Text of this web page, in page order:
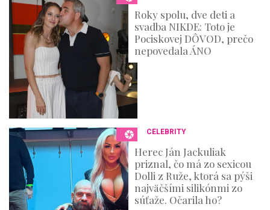
Roky spolu, dve deti a
svadba NIKDE: Toto je
Pociskovej DÔVOD, prečo
nepovedala ÁNO
CELEBRITY
Herec Ján Jackuliak
priznal, čo má zo sexicou
Dolli z Ruže, ktorá sa pýši
najväčšími silikónmi zo
súťaže. Očarila ho?